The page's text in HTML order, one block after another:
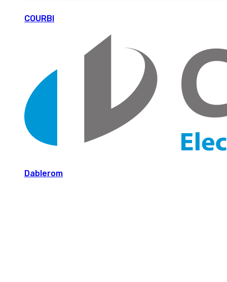
COURBI
Dablerom